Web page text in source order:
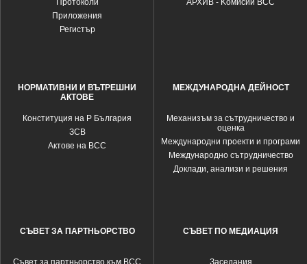
Протоколи
Приложения
Регистър
АРХИВ - Kомисии ВСС
НОРМАТИВНИ И ВЪТРЕШНИ
АКТОВЕ
Конституция на Р България
ЗСВ
Актове на ВСС
МЕЖДУНАРОДНА ДЕЙНОСТ
Механизъм за сътрудничество и
оценка
Международни проекти и програми
Международно сътрудничество
Доклади, анализи и решения
СЪВЕТ ЗА ПАРТНЬОРСТВО
Съвет за партньорство към ВСС
СЪВЕТ ПО МЕДИАЦИЯ
Заседания